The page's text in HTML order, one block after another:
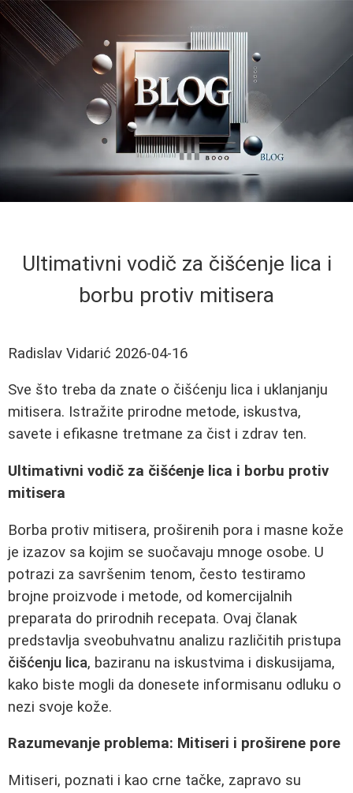
Ultimativni vodič za čišćenje lica i
borbu protiv mitisera
Radislav Vidarić 2026-04-16
Sve što treba da znate o čišćenju lica i uklanjanju
mitisera. Istražite prirodne metode, iskustva,
savete i efikasne tretmane za čist i zdrav ten.
Ultimativni vodič za čišćenje lica i borbu protiv
mitisera
Borba protiv mitisera, proširenih pora i masne kože
je izazov sa kojim se suočavaju mnoge osobe. U
potrazi za savršenim tenom, često testiramo
brojne proizvode i metode, od komercijalnih
preparata do prirodnih recepata. Ovaj članak
predstavlja sveobuhvatnu analizu različitih pristupa
čišćenju lica, baziranu na iskustvima i diskusijama,
kako biste mogli da donesete informisanu odluku o
nezi svoje kože.
Razumevanje problema: Mitiseri i proširene pore
Mitiseri, poznati i kao crne tačke, zapravo su